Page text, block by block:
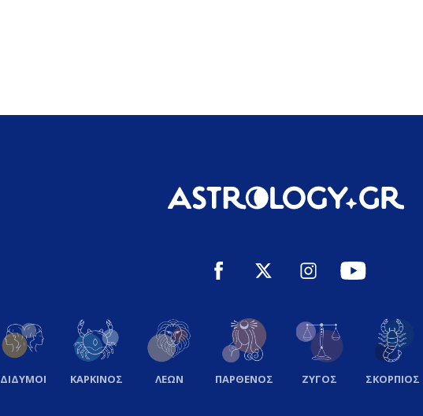
ΔΙΔΥΜΟΙ ΚΑΡΚΙΝΟΣ ΛΕΩΝ ΠΑΡΘΕΝΟΣ ΖΥΓΟΣ ΣΚΟΡΠΙΟΣ